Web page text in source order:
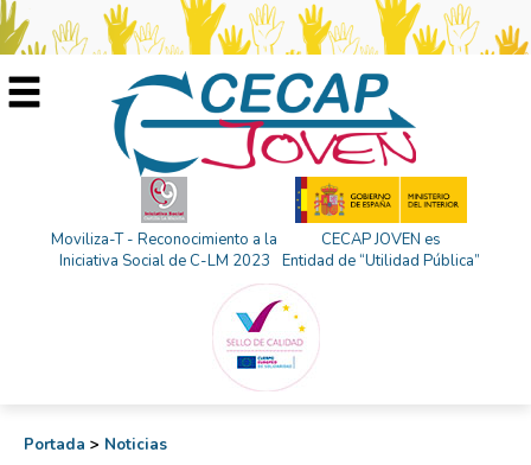
Moviliza-T - Reconocimiento a la
Iniciativa Social de C-LM 2023
CECAP JOVEN es
Entidad de “Utilidad Pública”
Portada > Noticias